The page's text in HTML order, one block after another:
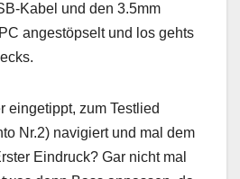
Kabel und den 3.5mm
angestöpselt und los gehts
eingetippt, zum Testlied
Nr.2) navigiert und mal dem
Eindruck? Gar nicht mal